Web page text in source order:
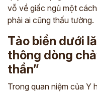
vỗ về giấc ngủ một
phải ai cũng thấu tường.
Tảo biển dưới
thông dòng
thần”
Trong quan niệm của Y